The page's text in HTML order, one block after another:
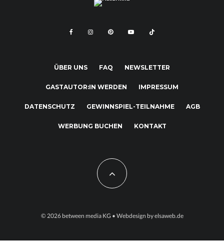
ÜBER UNS FAQ NEWSLETTER
GASTAUTOR:IN WERDEN IMPRESSUM
DATENSCHUTZ GEWINNSPIEL-TEILNAHME AGB
WERBUNG BUCHEN KONTAKT
© 2026 between media KG • Webdesign byelsaweb.de